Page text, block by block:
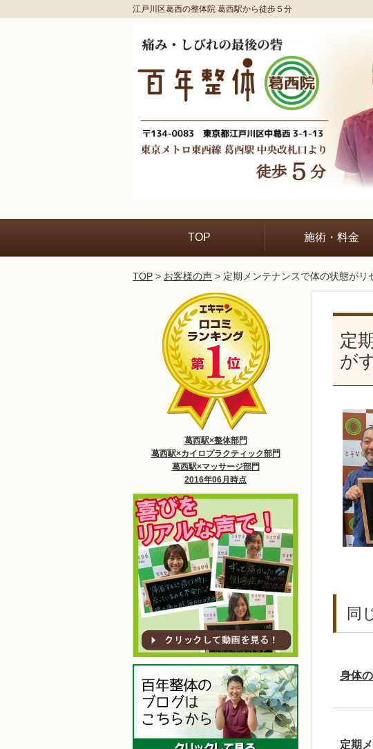
江戸川区葛西の整体院 葛西駅から徒歩５分
TOP 施術・料金
TOP > お客様の声 > 定期メンテナンスで体の状態がリ
定
が
同
身体
定期
葛西駅×整体部門
葛西駅×カイロプラクティック部門
葛西駅×マッサージ部門
2016年06月時点